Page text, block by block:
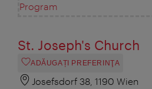
Program
St. Joseph's Church
ADĂUGAȚI PREFERINŢA
Josefsdorf 38, 1190 Wien